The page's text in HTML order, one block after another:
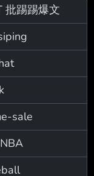
批踢踢爆文
sale